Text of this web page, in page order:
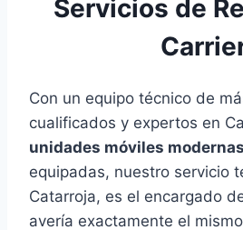
Servicios de
Con un equipo técnico de
cualificados y expertos en
unidades móviles modernas
equipadas, nuestro servicio
Catarroja, es el encargado
avería exactamente el